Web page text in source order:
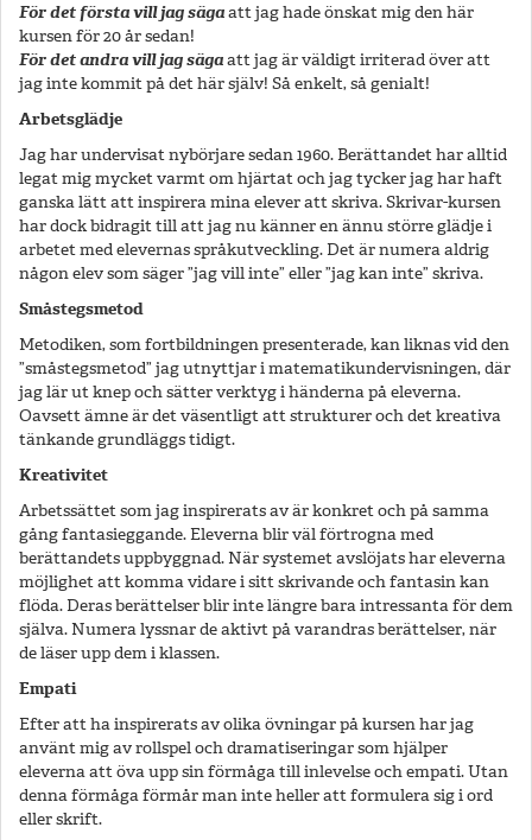
För det första vill jag sägaatt jag hade önskat mig den här
kursen för 20 år sedan!
För det andra vill jag sägaatt jag är väldigt irriterad över att
jag inte kommit på det här själv! Så enkelt, så genialt!
Arbetsglädje
Jag har undervisat nybörjare sedan 1960. Berättandet har alltid
legat mig mycket varmt om hjärtat och jag tycker jag har haft
ganska lätt att inspirera mina elever att skriva. Skrivar-kursen
har dock bidragit till att jag nu känner en ännu större glädje i
arbetet med elevernas språkutveckling. Det är numera aldrig
någon elev som säger ”jag vill inte” eller ”jag kan inte” skriva.
Småstegsmetod
Metodiken, som fortbildningen presenterade, kan liknas vid den
”småstegsmetod” jag utnyttjar i matematikundervisningen, där
jag lär ut knep och sätter verktyg i händerna på eleverna.
Oavsett ämne är det väsentligt att strukturer och det kreativa
tänkande grundläggs tidigt.
Kreativitet
Arbetssättet som jag inspirerats av är konkret och på samma
gång fantasieggande. Eleverna blir väl förtrogna med
berättandets uppbyggnad. När systemet avslöjats har eleverna
möjlighet att komma vidare i sitt skrivande och fantasin kan
flöda. Deras berättelser blir inte längre bara intressanta för dem
själva. Numera lyssnar de aktivt på varandras berättelser, när
de läser upp dem i klassen.
Empati
Efter att ha inspirerats av olika övningar på kursen har jag
använt mig av rollspel och dramatiseringar som hjälper
eleverna att öva upp sin förmåga till inlevelse och empati. Utan
denna förmåga förmår man inte heller att formulera sig i ord
eller skrift.